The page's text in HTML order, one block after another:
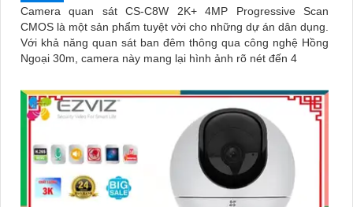
Camera quan sát CS-C8W 2K+ 4MP Progressive Scan
CMOS là một sản phẩm tuyệt vời cho những dự án dân dụng.
Với khả năng quan sát ban đêm thông qua công nghệ Hồng
Ngoại 30m, camera này mang lại hình ảnh rõ nét đến 4